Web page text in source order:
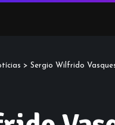
> Sergio Wilfrido